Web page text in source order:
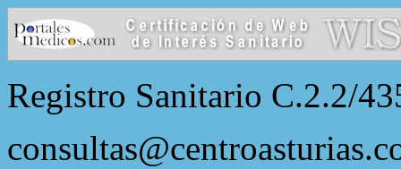
Registro Sanitario C.2.2/